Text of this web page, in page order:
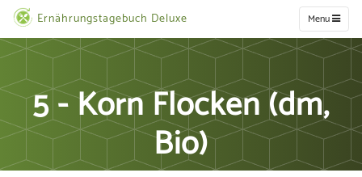
Ernährungstagebuch Deluxe Menu
5 - Korn Flocken (dm,
Bio)